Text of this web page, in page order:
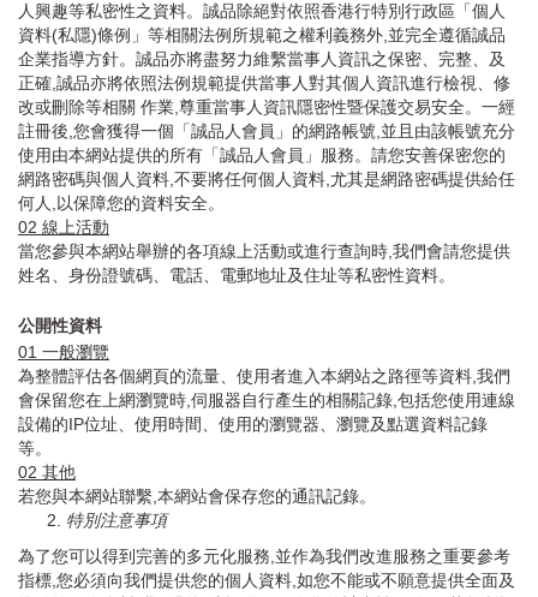
人興趣等私密性之資料。誠品除絕對依照香港行特別行政區「個人
資料(私隱)條例」等相關法例所規範之權利義務外,並完全遵循誠品
企業指導方針。誠品亦將盡努力維繫當事人資訊之保密、完整、及
正確,誠品亦將依照法例規範提供當事人對其個人資訊進行檢視、修
改或刪除等相關 作業,尊重當事人資訊隱密性暨保護交易安全。一經
註冊後,您會獲得一個「誠品人會員」的網路帳號,並且由該帳號充分
使用由本網站提供的所有「誠品人會員」服務。請您安善保密您的
網路密碼與個人資料,不要將任何個人資料,尤其是網路密碼提供給任
何人,以保障您的資料安全。
02 線上活動
當您參與本網站舉辦的各項線上活動或進行查詢時,我們會請您提供
姓名、身份證號碼、電話、電郵地址及住址等私密性資料。
公開性資料
01 一般瀏覽
為整體評估各個網頁的流量、使用者進入本網站之路徑等資料,我們
會保留您在上網瀏覽時,伺服器自行產生的相關記錄,包括您使用連線
設備的IP位址、使用時間、使用的瀏覽器、瀏覽及點選資料記錄
等。
02 其他
若您與本網站聯繫,本網站會保存您的通訊記錄。
特別注意事項
為了您可以得到完善的多元化服務,並作為我們改進服務之重要參考
指標,您必須向我們提供您的個人資料,如您不能或不願意提供全面及